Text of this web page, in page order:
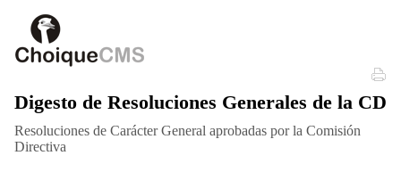
Digesto de Resoluciones Generales de la CD
Resoluciones de Carácter General aprobadas por la Comisión
Directiva